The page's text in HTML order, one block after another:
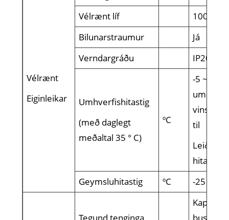
Vélrænt
Eiginleikar
Vélrænt líf
10000
Bilunarstraumur
Já
Verndargráðu
IP20
Umhverfishitastig
(með daglegt
meðaltal 35 ° C)
ºC
-5 ~+40
umsókn
til
hitastigi)
Geymsluhitastig
ºC -25 ~+70
Kapal/